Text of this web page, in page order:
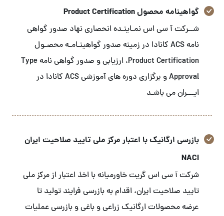
گواهینامه محصول Product Certification
شــرکت آ سی اس نمـاینـده انحصاری نهاد صدور گواهی
نامه ACS کانادا در زمینه صدور گواهینـامـه محصـول
Product Certification، ارزیابی و صدور گواهی نامه Type
Approval و برگزاری دوره های آموزشی ACS کانادا در
ایـــران می باشـد
بازرسی ارگانیک با اعتبار مرکز ملی تایید صلاحیت ایران
NACI
شرکت آ سی اس گریت خاورمیانه با اخذ اعتبار از مرکز ملی
تایید صلاحیت ایران، اقدام به بازرسی فرایند تولید تا
عرضه محصولات ارگانیک زراعی و باغی و بازرسی عملیات